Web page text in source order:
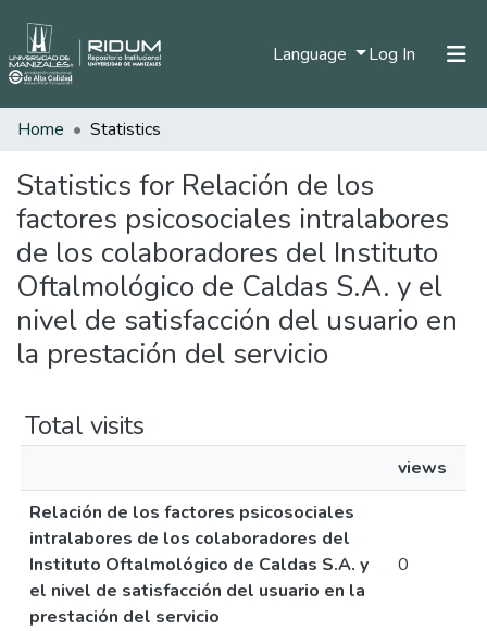
Language Log In (current)
Communities & Collections
All of DSpace
Home Statistics
Statistics for Relación de los
factores psicosociales intralabores
de los colaboradores del Instituto
Oftalmológico de Caldas S.A. y el
nivel de satisfacción del usuario en
la prestación del servicio
Total visits
views
Relación de los factores psicosociales
intralabores de los colaboradores del
Instituto Oftalmológico de Caldas S.A. y
el nivel de satisfacción del usuario en la
prestación del servicio
0